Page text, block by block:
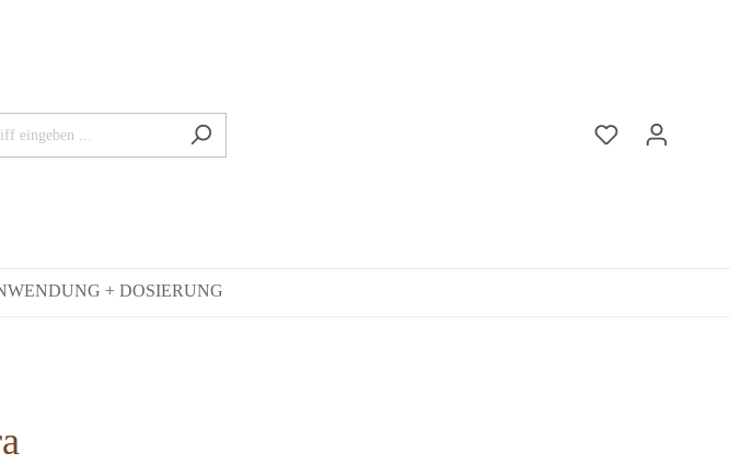
+ DOSIERUNG